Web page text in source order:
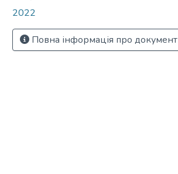
2022
Повна інформація про документ